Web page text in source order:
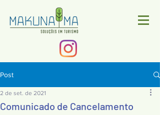
Post
Comunicado de Cancelamento
2 de set. de 2021